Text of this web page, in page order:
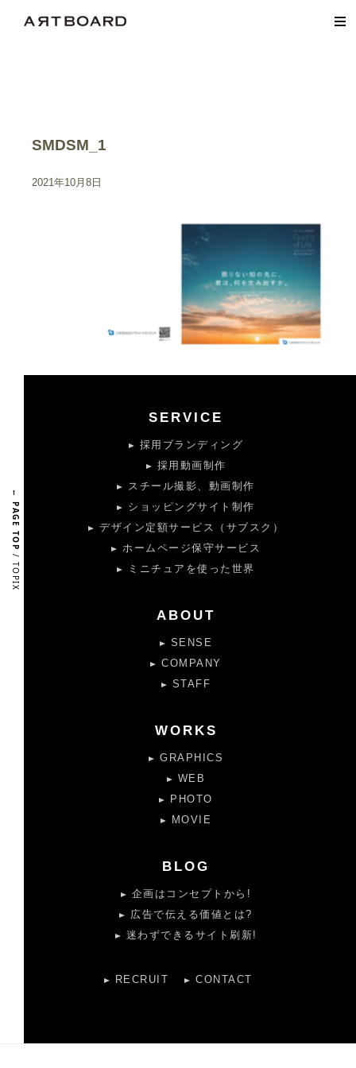
SMDSM_1
2021年10月8日
← PAGE TOP
/ TOPIX
SERVICE
採用ブランディング
採用動画制作
スチール撮影、動画制作
ショッピングサイト制作
デザイン定額サービス（サブスク）
ホームページ保守サービス
ミニチュアを使った世界
ABOUT
SENSE
COMPANY
STAFF
WORKS
GRAPHICS
WEB
PHOTO
MOVIE
BLOG
企画はコンセプトから!
広告で伝える価値とは?
迷わずできるサイト刷新!
RECRUIT CONTACT